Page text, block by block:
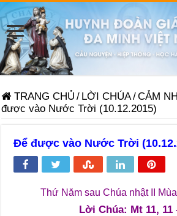
TRANG CHỦ / LỜI CHÚA/CẢM
được vào Nước Trời (10.12.2015)
Để được vào Nước Trời
Thứ Năm sau Chúa nhật II
Lời Chúa: Mt 11, 11